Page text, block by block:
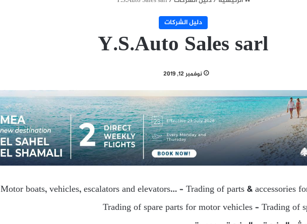
دليل الشركات
Y.S.Auto Sales sarl
نوفمبر 12, 2019
Motor boats, vehicles, escalators and elevators… – Trading of parts & accessories
Trading of spare parts for motor vehicles – Trading of